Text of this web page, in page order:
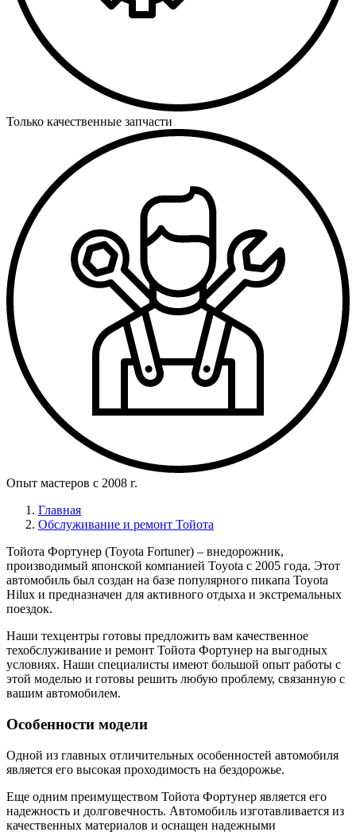
Только качественные запчасти
Опыт мастеров с 2008 г.
Главная
Обслуживание и ремонт Тойота
Тойота Фортунер (Toyota Fortuner) – внедорожник,
производимый японской компанией Toyota с 2005 года. Этот
автомобиль был создан на базе популярного пикапа Toyota
Hilux и предназначен для активного отдыха и экстремальных
поездок.
Наши техцентры готовы предложить вам качественное
техобслуживание и ремонт Тойота Фортунер на выгодных
условиях. Наши специалисты имеют большой опыт работы с
этой моделью и готовы решить любую проблему, связанную с
вашим автомобилем.
Особенности модели
Одной из главных отличительных особенностей автомобиля
является его высокая проходимость на бездорожье.
Еще одним преимуществом Тойота Фортунер является его
надежность и долговечность. Автомобиль изготавливается из
качественных материалов и оснащен надежными